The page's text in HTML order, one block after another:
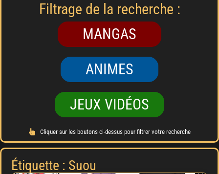
Filtrage de la recherche :
MANGAS
ANIMES
JEUX VIDÉOS
Cliquer sur les boutons ci-dessus pour filtrer votre recherche
Étiquette : Suou